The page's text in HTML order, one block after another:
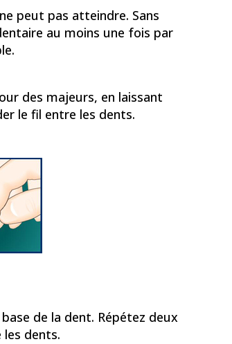
peut pas atteindre. Sans
au moins une fois par
des majeurs, en laissant
le fil entre les dents.
de la dent. Répétez deux
dents.